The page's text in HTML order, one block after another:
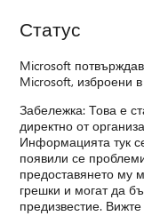
Статус
Microsoft
Microsoft, изброени
Забележка: Това е
директно от
Информацията тук
появили се
предоставянето му
грешки и могат да
предизвестие.